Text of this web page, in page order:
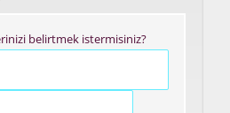
belirtmek istermisiniz?